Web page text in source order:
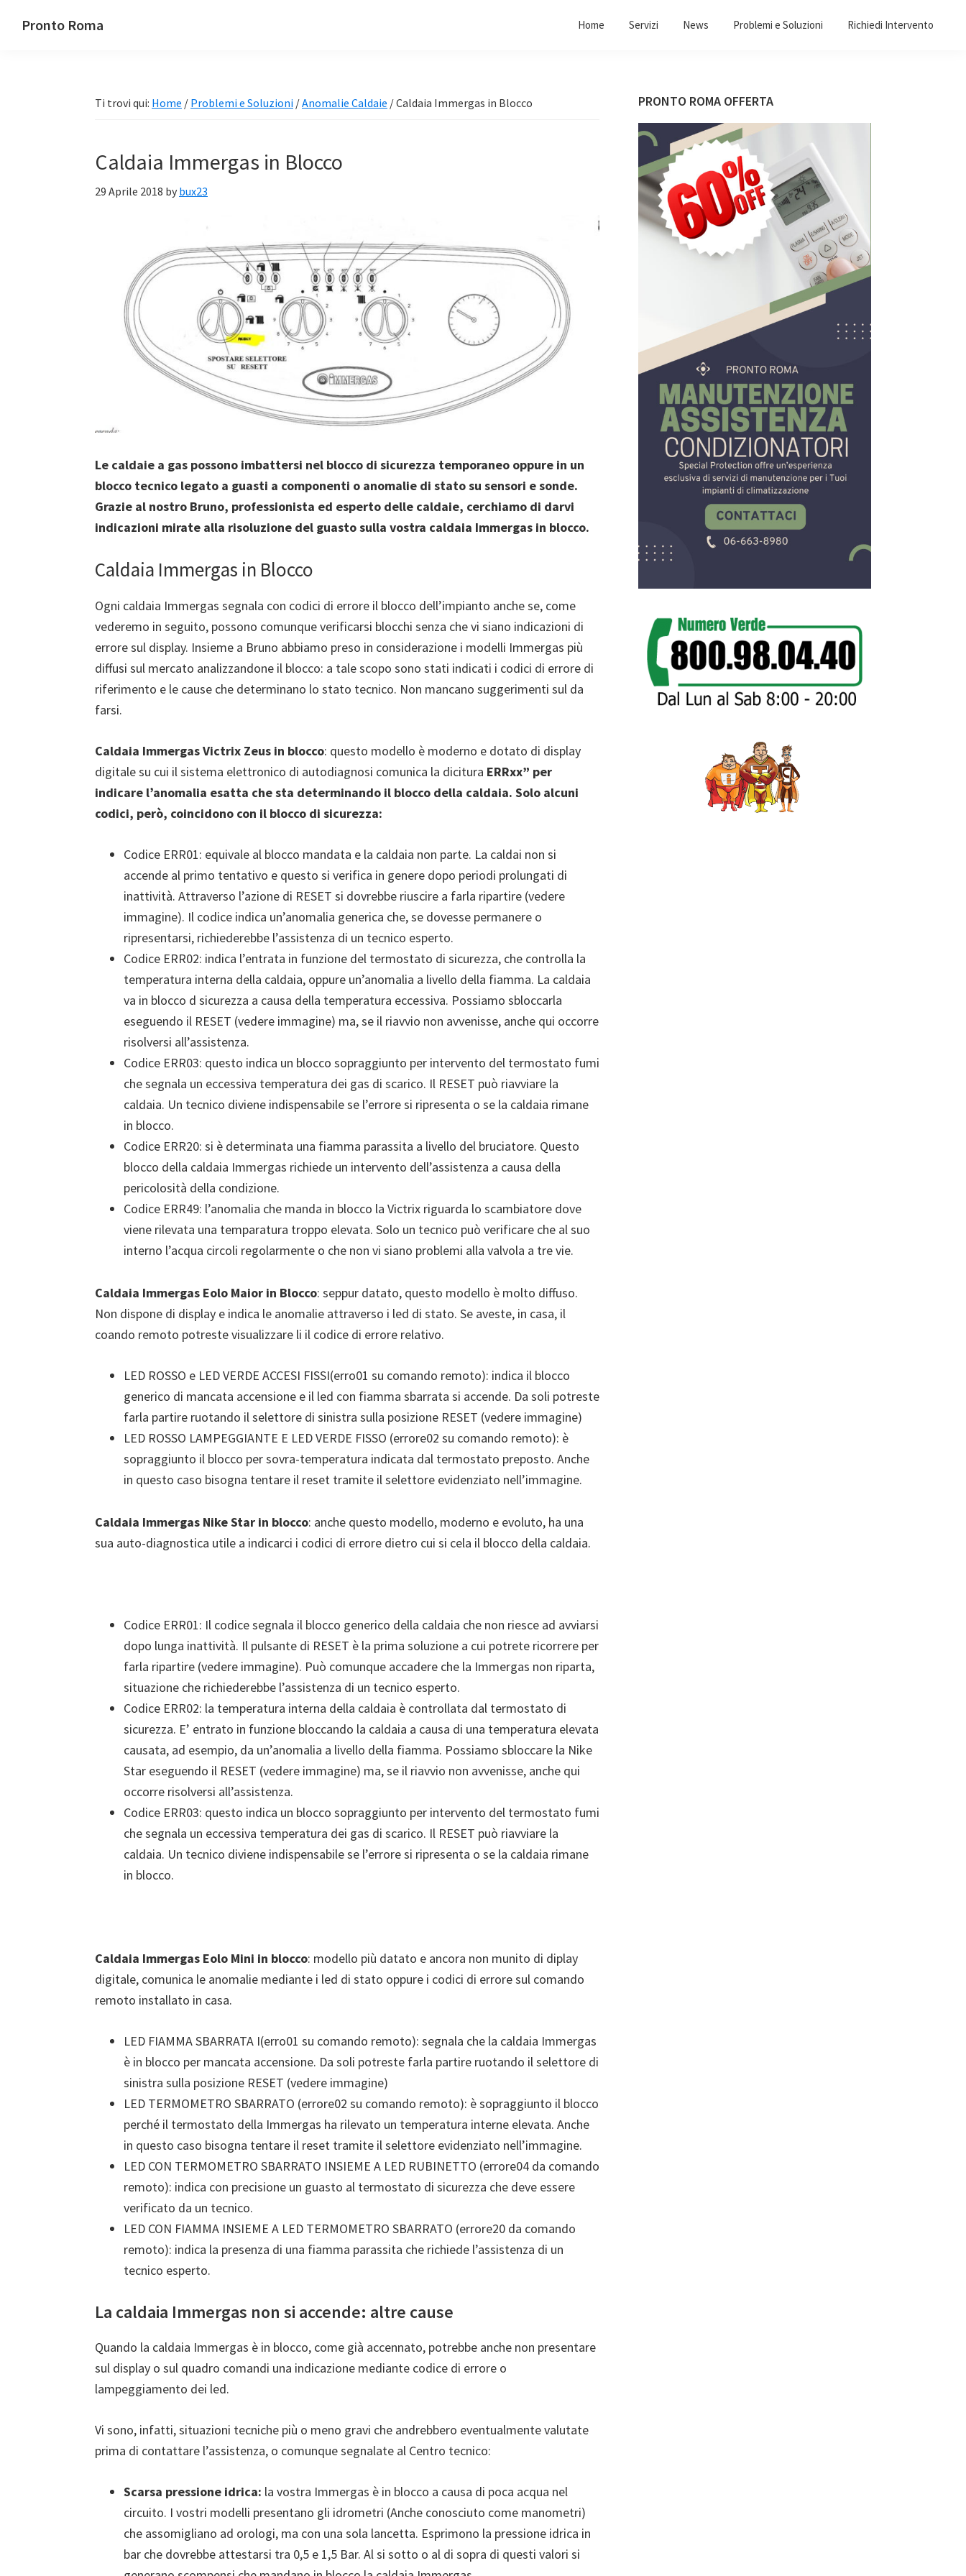
Pronto Roma Home Servizi News Problemi e Soluzioni Richiedi Intervento
Ti trovi qui: Home / Problemi e Soluzioni /Anomalie Caldaie /Caldaia Immergas in Blocco
Caldaia Immergas in Blocco
29 Aprile 2018 by bux23
Le caldaie a gas possono imbattersi nel blocco di sicurezza temporaneo oppure in un
blocco tecnico legato a guasti a componenti o anomalie di stato su sensori e sonde.
Grazie al nostro Bruno, professionista ed esperto delle caldaie, cerchiamo di darvi
indicazioni mirate alla risoluzione del guasto sulla vostra caldaia Immergas in blocco.
Caldaia Immergas in Blocco
Ogni caldaia Immergas segnala con codici di errore il blocco dell’impianto anche se, come
vederemo in seguito, possono comunque verificarsi blocchi senza che vi siano indicazioni di
errore sul display. Insieme a Bruno abbiamo preso in considerazione i modelli Immergas più
diffusi sul mercato analizzandone il blocco: a tale scopo sono stati indicati i codici di errore di
riferimento e le cause che determinano lo stato tecnico. Non mancano suggerimenti sul da
farsi.
Caldaia Immergas Victrix Zeus in blocco: questo modello è moderno e dotato di display
digitale su cui il sistema elettronico di autodiagnosi comunica la dicitura ERRxx” per
indicare l’anomalia esatta che sta determinando il blocco della caldaia. Solo alcuni
codici, però, coincidono con il blocco di sicurezza:
Codice ERR01: equivale al blocco mandata e la caldaia non parte. La caldai non si
accende al primo tentativo e questo si verifica in genere dopo periodi prolungati di
inattività. Attraverso l’azione di RESET si dovrebbe riuscire a farla ripartire (vedere
immagine). Il codice indica un’anomalia generica che, se dovesse permanere o
ripresentarsi, richiederebbe l’assistenza di un tecnico esperto.
Codice ERR02: indica l’entrata in funzione del termostato di sicurezza, che controlla la
temperatura interna della caldaia, oppure un’anomalia a livello della fiamma. La caldaia
va in blocco d sicurezza a causa della temperatura eccessiva. Possiamo sbloccarla
eseguendo il RESET (vedere immagine) ma, se il riavvio non avvenisse, anche qui occorre
risolversi all’assistenza.
Codice ERR03: questo indica un blocco sopraggiunto per intervento del termostato fumi
che segnala un eccessiva temperatura dei gas di scarico. Il RESET può riavviare la
caldaia. Un tecnico diviene indispensabile se l’errore si ripresenta o se la caldaia rimane
in blocco.
Codice ERR20: si è determinata una fiamma parassita a livello del bruciatore. Questo
blocco della caldaia Immergas richiede un intervento dell’assistenza a causa della
pericolosità della condizione.
Codice ERR49: l’anomalia che manda in blocco la Victrix riguarda lo scambiatore dove
viene rilevata una temparatura troppo elevata. Solo un tecnico può verificare che al suo
interno l’acqua circoli regolarmente o che non vi siano problemi alla valvola a tre vie.
Caldaia Immergas Eolo Maior in Blocco: seppur datato, questo modello è molto diffuso.
Non dispone di display e indica le anomalie attraverso i led di stato. Se aveste, in casa, il
coando remoto potreste visualizzare li il codice di errore relativo.
LED ROSSO e LED VERDE ACCESI FISSI(erro01 su comando remoto): indica il blocco
generico di mancata accensione e il led con fiamma sbarrata si accende. Da soli potreste
farla partire ruotando il selettore di sinistra sulla posizione RESET (vedere immagine)
LED ROSSO LAMPEGGIANTE E LED VERDE FISSO (errore02 su comando remoto): è
sopraggiunto il blocco per sovra-temperatura indicata dal termostato preposto. Anche
in questo caso bisogna tentare il reset tramite il selettore evidenziato nell’immagine.
Caldaia Immergas Nike Star in blocco: anche questo modello, moderno e evoluto, ha una
sua auto-diagnostica utile a indicarci i codici di errore dietro cui si cela il blocco della caldaia.
Codice ERR01: Il codice segnala il blocco generico della caldaia che non riesce ad avviarsi
dopo lunga inattività. Il pulsante di RESET è la prima soluzione a cui potrete ricorrere per
farla ripartire (vedere immagine). Può comunque accadere che la Immergas non riparta,
situazione che richiederebbe l’assistenza di un tecnico esperto.
Codice ERR02: la temperatura interna della caldaia è controllata dal termostato di
sicurezza. E’ entrato in funzione bloccando la caldaia a causa di una temperatura elevata
causata, ad esempio, da un’anomalia a livello della fiamma. Possiamo sbloccare la Nike
Star eseguendo il RESET (vedere immagine) ma, se il riavvio non avvenisse, anche qui
occorre risolversi all’assistenza.
Codice ERR03: questo indica un blocco sopraggiunto per intervento del termostato fumi
che segnala un eccessiva temperatura dei gas di scarico. Il RESET può riavviare la
caldaia. Un tecnico diviene indispensabile se l’errore si ripresenta o se la caldaia rimane
in blocco.
Caldaia Immergas Eolo Mini in blocco: modello più datato e ancora non munito di diplay
digitale, comunica le anomalie mediante i led di stato oppure i codici di errore sul comando
remoto installato in casa.
LED FIAMMA SBARRATA I(erro01 su comando remoto): segnala che la caldaia Immergas
è in blocco per mancata accensione. Da soli potreste farla partire ruotando il selettore di
sinistra sulla posizione RESET (vedere immagine)
LED TERMOMETRO SBARRATO (errore02 su comando remoto): è sopraggiunto il blocco
perché il termostato della Immergas ha rilevato un temperatura interne elevata. Anche
in questo caso bisogna tentare il reset tramite il selettore evidenziato nell’immagine.
LED CON TERMOMETRO SBARRATO INSIEME A LED RUBINETTO (errore04 da comando
remoto): indica con precisione un guasto al termostato di sicurezza che deve essere
verificato da un tecnico.
LED CON FIAMMA INSIEME A LED TERMOMETRO SBARRATO (errore20 da comando
remoto): indica la presenza di una fiamma parassita che richiede l’assistenza di un
tecnico esperto.
La caldaia Immergas non si accende: altre cause
Quando la caldaia Immergas è in blocco, come già accennato, potrebbe anche non presentare
sul display o sul quadro comandi una indicazione mediante codice di errore o
lampeggiamento dei led.
Vi sono, infatti, situazioni tecniche più o meno gravi che andrebbero eventualmente valutate
prima di contattare l’assistenza, o comunque segnalate al Centro tecnico:
Scarsa pressione idrica: la vostra Immergas è in blocco a causa di poca acqua nel
circuito. I vostri modelli presentano gli idrometri (Anche conosciuto come manometri)
che assomigliano ad orologi, ma con una sola lancetta. Esprimono la pressione idrica in
bar che dovrebbe attestarsi tra 0,5 e 1,5 Bar. Al si sotto o al di sopra di questi valori si
Barra
laterale
primaria
PRONTO ROMA OFFERTA